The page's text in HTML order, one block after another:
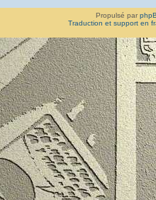
Propulsé par
Traduction et support en